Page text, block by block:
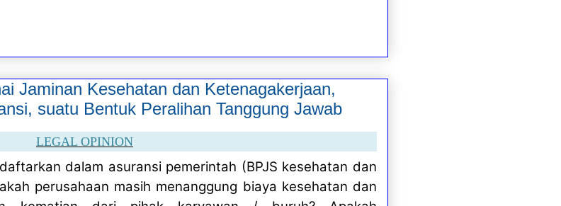
Jaminan Kesehatan dan Ketenagakerjaan,
suatu Bentuk Peralihan Tanggung Jawab
LEGAL OPINION
dalam asuransi pemerintah (BPJS kesehatan dan
perusahaan masih menanggung biaya kesehatan dan